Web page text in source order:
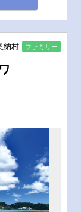
納村 ファミリー